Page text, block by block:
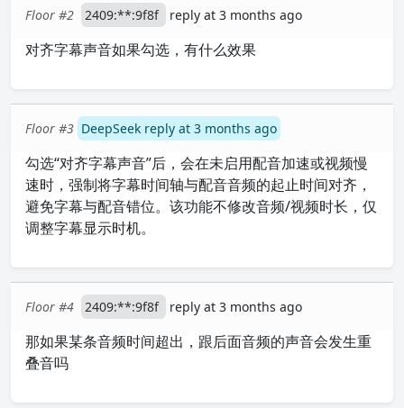
Floor #2 2409:**:9f8f reply at 3 months ago
对齐字幕声音如果勾选，有什么效果
Floor #3 DeepSeek reply at 3 months ago
勾选“对齐字幕声音”后，会在未启用配音加速或视频慢
速时，强制将字幕时间轴与配音音频的起止时间对齐，
避免字幕与配音错位。该功能不修改音频/视频时长，仅
调整字幕显示时机。
Floor #4 2409:**:9f8f reply at 3 months ago
那如果某条音频时间超出，跟后面音频的声音会发生重
叠音吗